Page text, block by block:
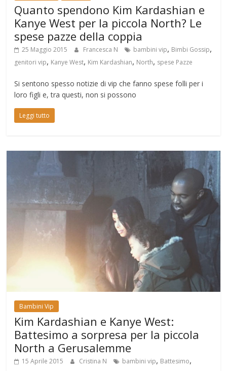
Quanto spendono Kim Kardashian e
Kanye West per la piccola North? Le
spese pazze della coppia
25 Maggio 2015 Francesca N bambini vip, Bimbi Gossip,
genitori vip, Kanye West, Kim Kardashian, North, spese Pazze
Si sentono spesso notizie di vip che fanno spese folli per i
loro figli e, tra questi, non si possono
Leggi tutto
Bambini Vip
Kim Kardashian e Kanye West:
Battesimo a sorpresa per la piccola
North a Gerusalemme
15 Aprile 2015 Cristina N bambini vip, Battesimo,